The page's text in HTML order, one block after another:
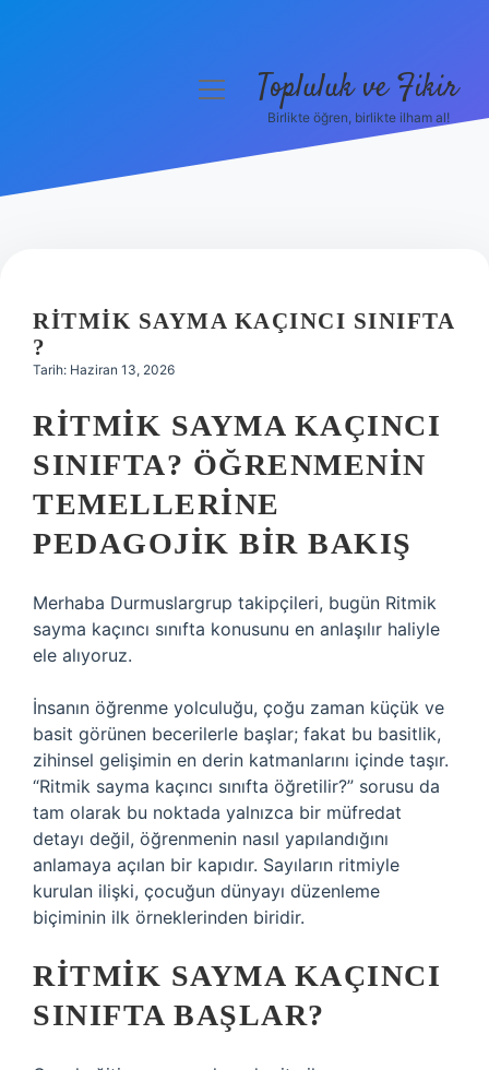
Hakkımızda
menüyüTopluluk ve Fikir
Birlikte öğren, birlikte ilham al!
RITMIK SAYMA KAÇINCI SINIFTA
?
Tarih: Haziran 13, 2026
RITMIK SAYMA KAÇINCI
SINIFTA? ÖĞRENMENIN
TEMELLERINE
PEDAGOJIK BIR BAKIŞ
Merhaba Durmuslargrup takipçileri, bugün Ritmik
sayma kaçıncı sınıfta konusunu en anlaşılır haliyle
ele alıyoruz.
İnsanın öğrenme yolculuğu, çoğu zaman küçük ve
basit görünen becerilerle başlar; fakat bu basitlik,
zihinsel gelişimin en derin katmanlarını içinde taşır.
“Ritmik sayma kaçıncı sınıfta öğretilir?” sorusu da
tam olarak bu noktada yalnızca bir müfredat
detayı değil, öğrenmenin nasıl yapılandığını
anlamaya açılan bir kapıdır. Sayıların ritmiyle
kurulan ilişki, çocuğun dünyayı düzenleme
biçiminin ilk örneklerinden biridir.
RITMIK SAYMA KAÇINCI
SINIFTA BAŞLAR?